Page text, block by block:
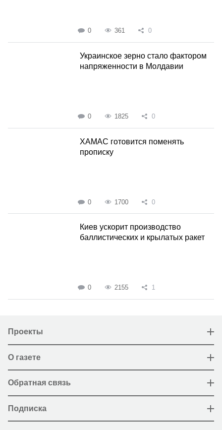
0 361 0
Украинское зерно стало фактором
напряженности в Молдавии
0 1825 0
ХАМАС готовится поменять
прописку
0 1700 0
Киев ускорит производство
баллистических и крылатых ракет
0 2155 1
Проекты
О газете
Обратная связь
Подписка